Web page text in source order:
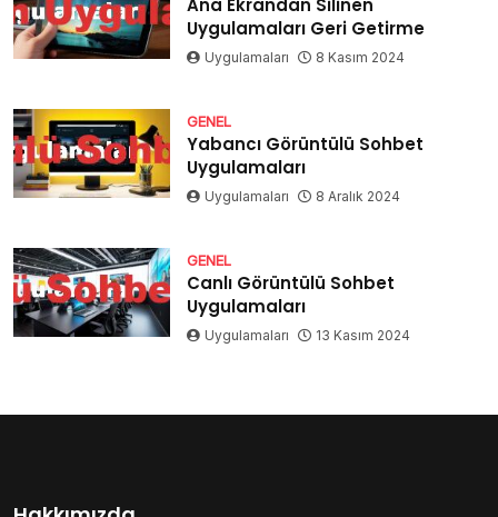
Ana Ekrandan Silinen
Uygulamaları Geri Getirme
Uygulamaları 8 Kasım 2024
GENEL
Yabancı Görüntülü Sohbet
Uygulamaları
Uygulamaları 8 Aralık 2024
GENEL
Canlı Görüntülü Sohbet
Uygulamaları
Uygulamaları 13 Kasım 2024